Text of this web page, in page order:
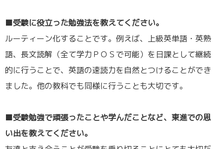
■受験に役立った勉強法を教えてください。
ルーティーン化することです。例えば、上級英単語・英熟
語、長文読解（全て学力ＰＯＳで可能）を日課として継続
的に行うことで、英語の速読力を自然とつけることができ
ました。他の教科でも同様に行うことも大切です。
■受験勉強で頑張ったことや学んだことなど、東進での思
い出を教えてください。